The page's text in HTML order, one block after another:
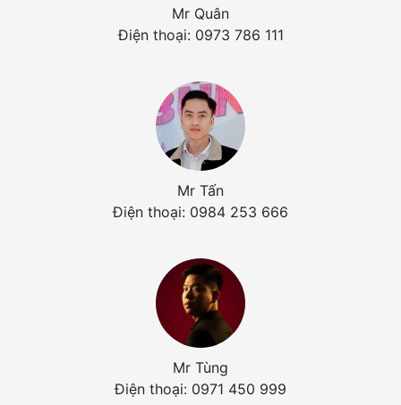
Mr Quân
Điện thoại: 0973 786 111
Mr Tấn
Điện thoại: 0984 253 666
Mr Tùng
Điện thoại: 0971 450 999